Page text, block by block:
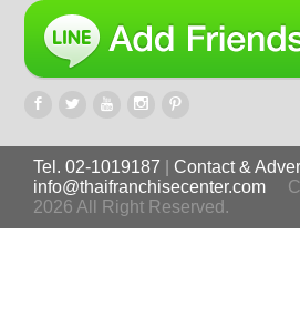
Tel. 02-1019187
Contact &
info@thaifranchisecenter.com
2026 All Right Reserved.